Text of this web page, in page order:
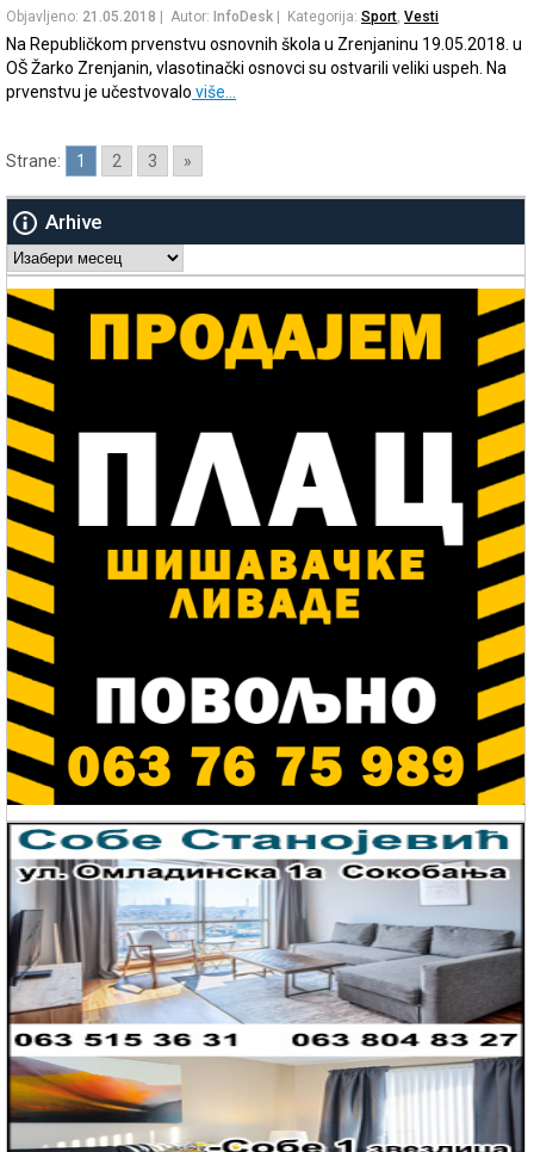
Objavljeno: 21.05.2018 | Autor: InfoDesk | Kategorija: Sport Vesti
Na Republičkom prvenstvu osnovnih škola u Zrenjaninu 19.05.2018. u
OŠ Žarko Zrenjanin, vlasotinački osnovci su ostvarili veliki uspeh. Na
prvenstvu je učestvovalo više…
Strane: 1 2 3 »
Arhive
Arhive